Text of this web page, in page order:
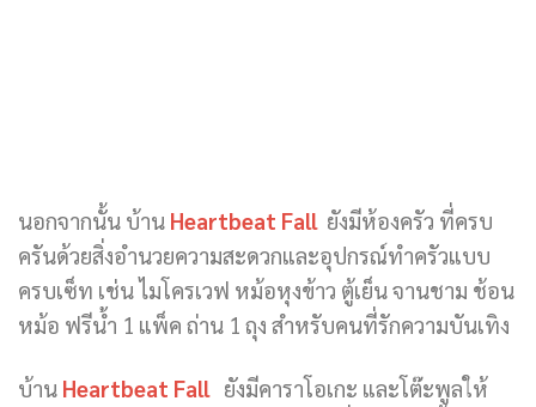
นอกจากนั้น บ้าน Heartbeat Fall ยังมีห้องครัว ที่ครบ
ครันด้วยสิ่งอำนวยความสะดวกและอุปกรณ์ทำครัวแบบ
ครบเซ็ท เช่น ไมโครเวฟ หม้อหุงข้าว ตู้เย็น จานชาม ช้อน
หม้อ ฟรีน้ำ 1 แพ็ค ถ่าน 1 ถุง สำหรับคนที่รักความบันเทิง
บ้าน Heartbeat Fall ยังมีคาราโอเกะ และโต๊ะพูลให้